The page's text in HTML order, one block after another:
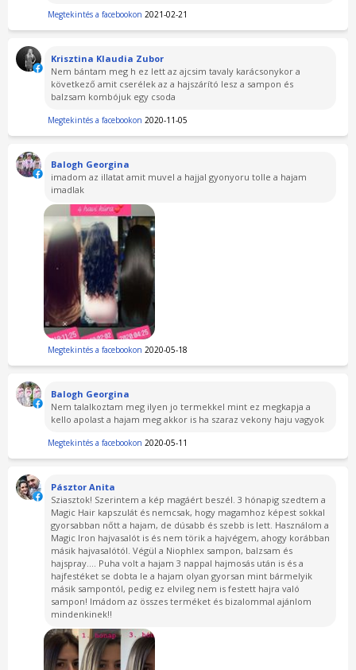
Megtekintés a facebookon 2021-02-21
Krisztina Klaudia Zubor
Nem bántam meg h ez lett az ajcsim tavaly karácsonykor a
következő amit cserélek az a hajszárító lesz a sampon és
balzsam kombójuk egy csoda
Megtekintés a facebookon 2020-11-05
Balogh Georgina
imadom az illatat amit muvel a hajjal gyonyoru tolle a hajam
imadlak
Megtekintés a facebookon 2020-05-18
Balogh Georgina
Nem talalkoztam meg ilyen jo termekkel mint ez megkapja a
kello apolast a hajam meg akkor is ha szaraz vekony haju vagyok
Megtekintés a facebookon 2020-05-11
Pásztor Anita
Sziasztok! Szerintem a kép magáért beszél. 3 hónapig szedtem a
Magic Hair kapszulát és nemcsak, hogy magamhoz képest sokkal
gyorsabban nőtt a hajam, de dúsabb és szebb is lett. Használom a
Magic Iron hajvasalót is és nem törik a hajvégem, ahogy korábban
másik hajvasalótól. Végül a Niophlex sampon, balzsam és
hajspray.... Puha volt a hajam 3 nappal hajmosás után is és a
hajfestéket se dobta le a hajam olyan gyorsan mint bármelyik
másik sampontól, pedig ez elvileg nem is festett hajra való
sampon! Imádom az összes terméket és bizalommal ajánlom
mindenkinek!!